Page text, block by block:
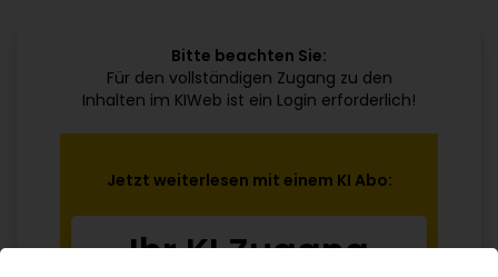
Bitte beachten Sie:
Für den vollständigen Zugang zu den
Inhalten im KIWeb ist ein Login erforderlich!
Jetzt weiterlesen mit einem KI Abo:
Ihr KI Zugang